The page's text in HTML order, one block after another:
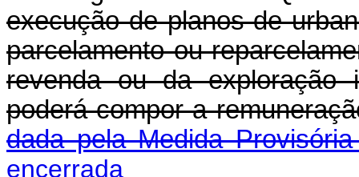
execução de planos de
parcelamento ou
revenda ou da exploração
poderá compor a
dada pela Medida
encerrada